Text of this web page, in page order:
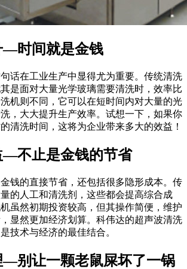
—时间就是金钱
话在工业生产中显得尤为重要。传统清洗
是面对大量光学玻璃需要清洗时，效率比
机则不同，它可以在短时间内对大量的光
，大大提升生产效率。试想一下，如果你
清洗时间，这将为企业带来多大的效益！
—不止是金钱的节省
钱的直接节省，还包括很多隐形成本。传
的人工和清洗剂，这些都会提高综合成
虽然初期投资较高，但其操作简便，维护
显然更加经济划算。科伟达的超声波清洗
技术与经济的最佳结合。
—别让一颗老鼠屎坏了一锅